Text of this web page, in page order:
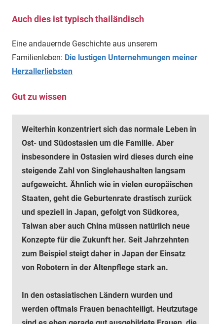
Auch dies ist typisch thailändisch
Eine andauernde Geschichte aus unserem
Familienleben: Die lustigen Unternehmungen meiner
Herzallerliebsten
Gut zu wissen
Weiterhin konzentriert sich das normale Leben in
Ost- und Südostasien um die Familie. Aber
insbesondere in Ostasien wird dieses durch eine
steigende Zahl von Singlehaushalten langsam
aufgeweicht. Ähnlich wie in vielen europäischen
Staaten, geht die Geburtenrate drastisch zurück
und speziell in Japan, gefolgt von Südkorea,
Taiwan aber auch China müssen natürlich neue
Konzepte für die Zukunft her. Seit Jahrzehnten
zum Beispiel steigt daher in Japan der Einsatz
von Robotern in der Altenpflege stark an.
In den ostasiatischen Ländern wurden und
werden oftmals Frauen benachteiligt. Heutzutage